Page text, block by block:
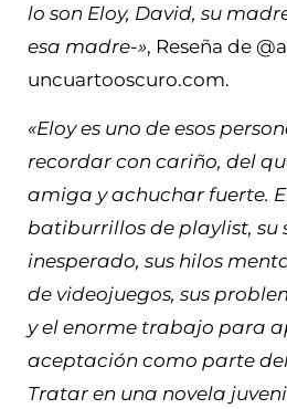
lo son Eloy, David, su
esa madre-», Reseña de
uncuartooscuro.com.
«Eloy es uno de esos
recordar con cariño, del
amiga y achuchar fuerte.
batiburrillos de playlist, su
inesperado, sus hilos
de videojuegos, sus
y el enorme trabajo para
aceptación como parte
Tratar en una novela